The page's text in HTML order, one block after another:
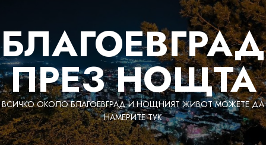
content
БЛАГОЕВГРАД
ПРЕЗ НОЩТА
ВСИЧКО ОКОЛО БЛАГОЕВГРАД И НОЩНИЯТ ЖИВОТ МОЖЕТЕ ДА
НАМЕРИТЕ ТУК